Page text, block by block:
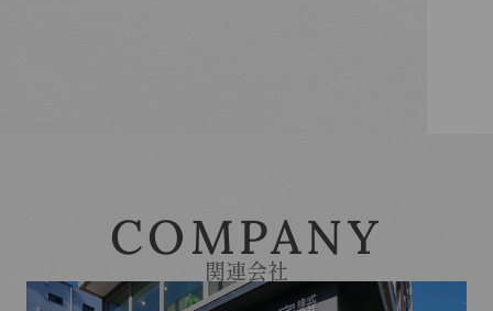
COMPANY
関連会社